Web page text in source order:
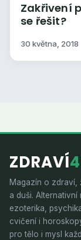
Zakřivení
se řešit?
30 května, 2018
ZDRAVÍ
Magazín o zdraví,
a duši. Alternativní
ezoterika,
cvičení i
pro tělo i mysl